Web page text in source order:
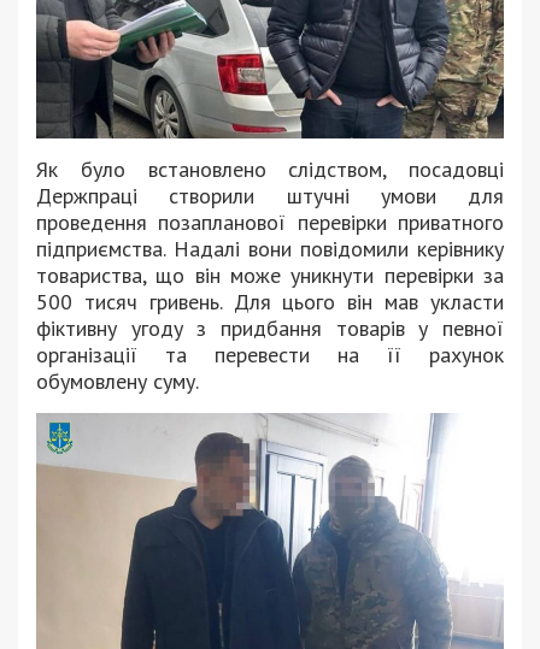
Як було встановлено слідством, посадовці
Держпраці створили штучні умови для
проведення позапланової перевірки приватного
підприємства. Надалі вони повідомили керівнику
товариства, що він може уникнути перевірки за
500 тисяч гривень. Для цього він мав укласти
фіктивну угоду з придбання товарів у певної
організації та перевести на її рахунок
обумовлену суму.